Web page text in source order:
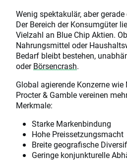
Wenig spektakulär, aber
Der Bereich der Konsumgüter
Vielzahl an Blue Chip Aktien.
Nahrungsmittel oder
Bedarf bleibt bestehen,
oderBörsencrash.
Global agierende Konzerne wie
Procter & Gamble vereinen
Merkmale:
Starke Markenbindung
Hohe Preissetzungsmacht
Breite geografische
Geringe konjunkturelle